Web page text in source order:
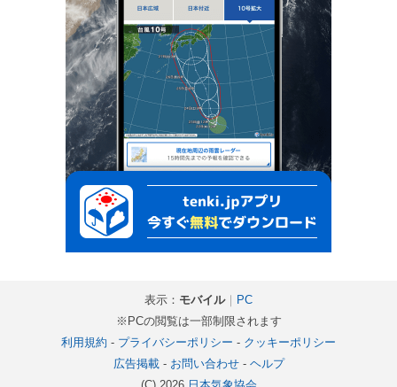
表示： モバイル｜ PC
※PCの閲覧は一部制限されます
利用規約 - プライバシーポリシー - クッキーポリシー
広告掲載- お問い合わせ- ヘルプ